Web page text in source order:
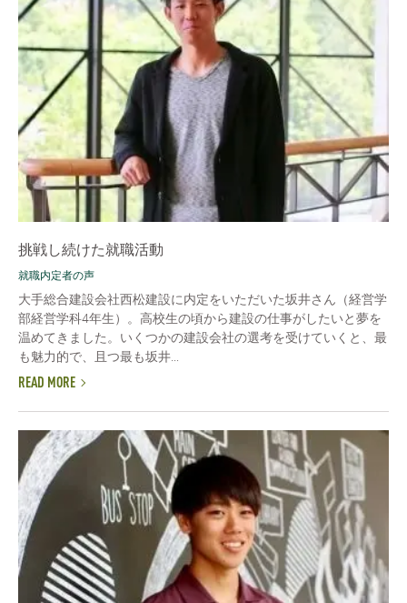
挑戦し続けた就職活動
就職内定者の声
大手総合建設会社西松建設に内定をいただいた坂井さん（経営学
部経営学科4年生）。高校生の頃から建設の仕事がしたいと夢を
温めてきました。いくつかの建設会社の選考を受けていくと、最
も魅力的で、且つ最も坂井...
READ MORE